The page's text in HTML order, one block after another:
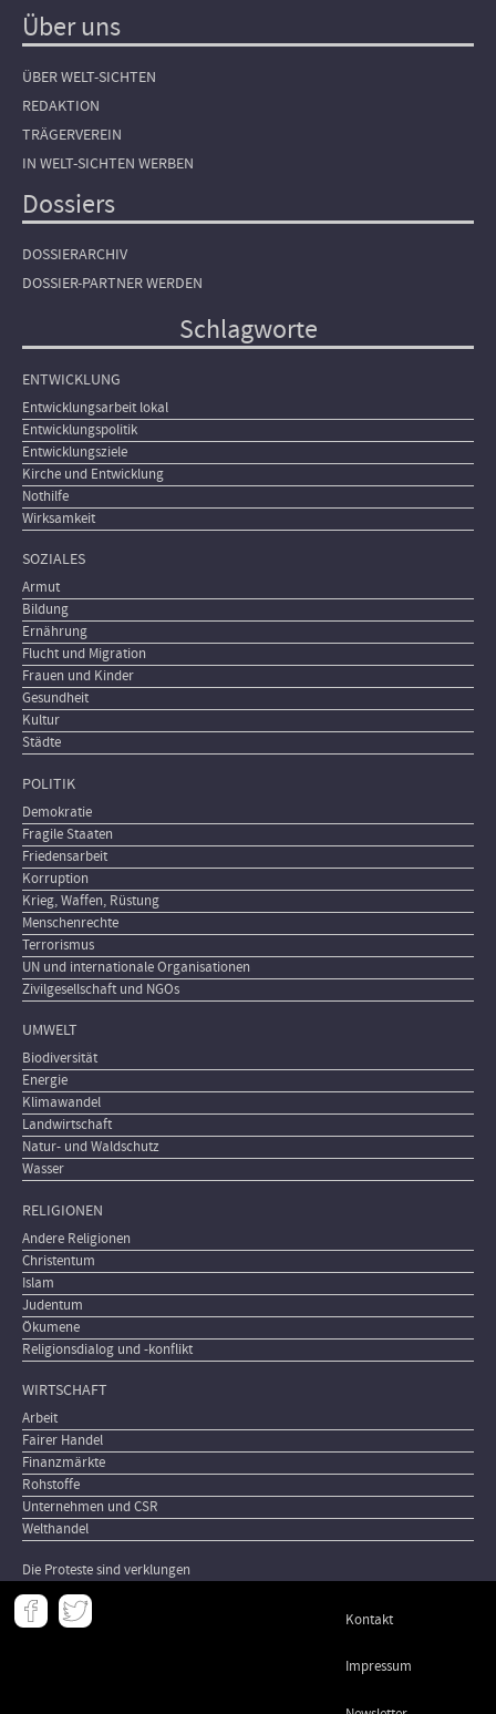
Über uns
ÜBER WELT-SICHTEN
REDAKTION
TRÄGERVEREIN
IN WELT-SICHTEN WERBEN
Dossiers
DOSSIERARCHIV
DOSSIER-PARTNER WERDEN
Schlagworte
ENTWICKLUNG
Entwicklungsarbeit lokal
Entwicklungspolitik
Entwicklungsziele
Kirche und Entwicklung
Nothilfe
Wirksamkeit
SOZIALES
Armut
Bildung
Ernährung
Flucht und Migration
Frauen und Kinder
Gesundheit
Kultur
Städte
POLITIK
Demokratie
Fragile Staaten
Friedensarbeit
Korruption
Krieg, Waffen, Rüstung
Menschenrechte
Terrorismus
UN und internationale Organisationen
Zivilgesellschaft und NGOs
UMWELT
Biodiversität
Energie
Klimawandel
Landwirtschaft
Natur- und Waldschutz
Wasser
RELIGIONEN
Andere Religionen
Christentum
Islam
Judentum
Ökumene
Religionsdialog und -konflikt
WIRTSCHAFT
Arbeit
Fairer Handel
Finanzmärkte
Rohstoffe
Unternehmen und CSR
Welthandel
Die Proteste sind verklungen
Meta
- Kontakt
Impressum